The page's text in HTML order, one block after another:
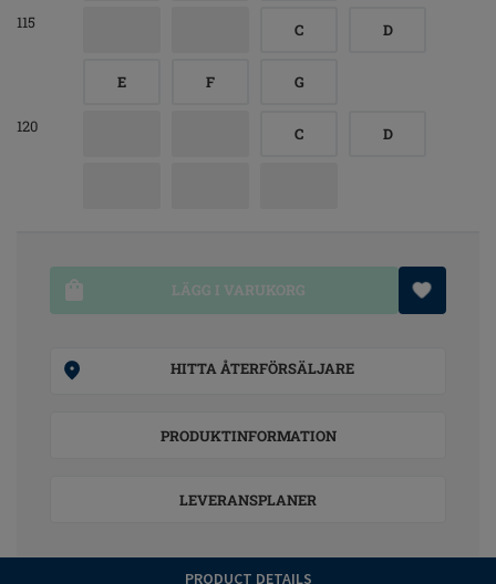
115 C D
E F G
120 C D
LÄGG I VARUKORG
HITTA ÅTERFÖRSÄLJARE
PRODUKTINFORMATION
LEVERANSPLANER
PRODUCT DETAILS